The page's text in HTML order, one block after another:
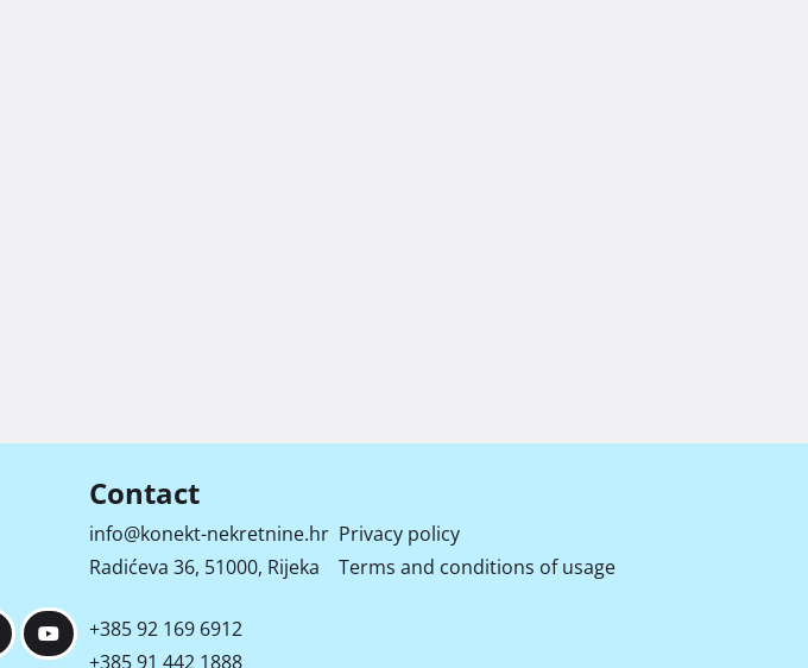
Contact
info@konekt-nekretnine.hr
Radićeva 36, 51000, Rijeka
+385 92 169 6912
+385 91 442 1888
Privacy policy
Terms and conditions of usage